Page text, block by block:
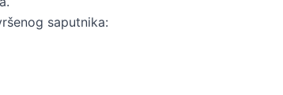
saputnika: